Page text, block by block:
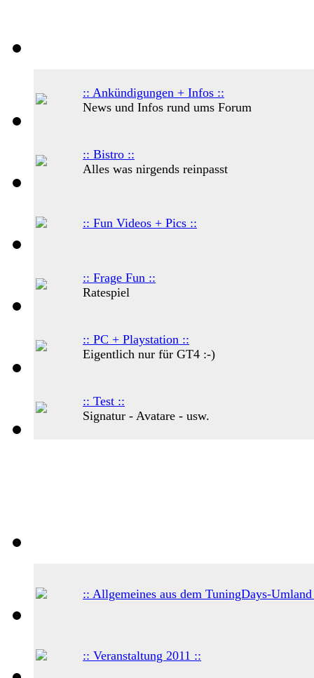
:: Ankündigungen + Infos ::
News und Infos rund ums Forum
:: Bistro ::
Alles was nirgends reinpasst
:: Fun Videos + Pics ::
:: Frage Fun ::
Ratespiel
:: PC + Playstation ::
Eigentlich nur für GT4 :-)
:: Test ::
Signatur - Avatare - usw.
:: Allgemeines aus dem TuningDays-
:: Veranstaltung 2011 ::